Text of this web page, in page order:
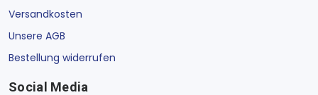
Versandkosten
Unsere AGB
Bestellung widerrufen
Social Media